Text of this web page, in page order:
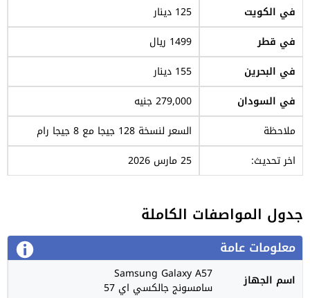
في الكويت
125 دينار
في قطر
1499 ريال
في البحرين
155 دينار
في السودان
279,000 جنيه
ملاحظة
السعر لنسخة 128 جيجا مع 8 جيجا رام
اخر تحديث:
25 مارس 2026
جدول المواصفات الكاملة
معلومات عامة
اسم الجهاز Samsung Galaxy A57
سامسونج جالكسي اي 57